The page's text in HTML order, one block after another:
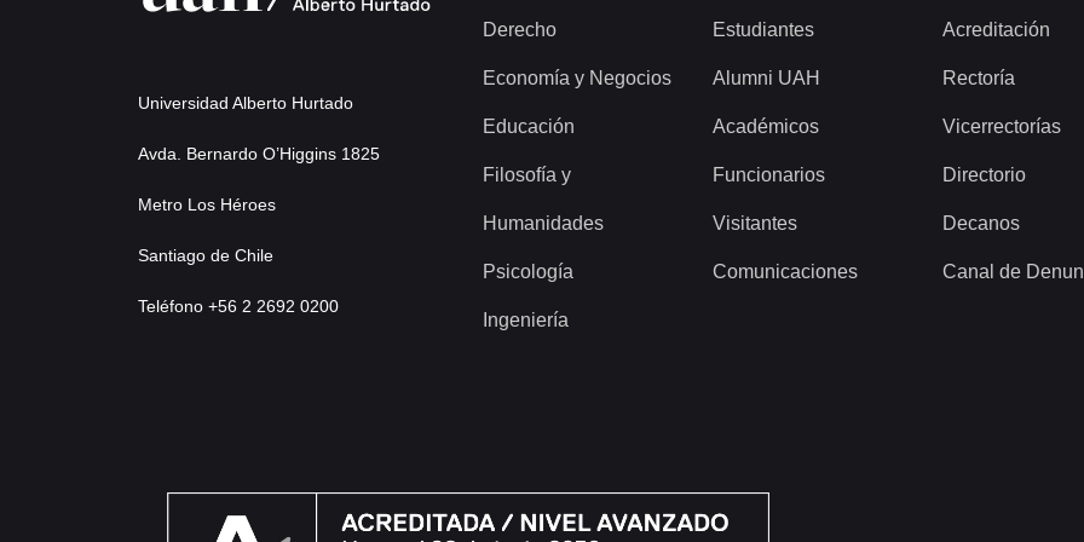
Universidad Alberto Hurtado
Avda. Bernardo O’Higgins 1825
Metro Los Héroes
Santiago de Chile
Teléfono +56 2 2692 0200
Derecho
Economía y Negocios
Educación
Filosofía y
Humanidades
Psicología
Ingeniería
Estudiantes
Alumni UAH
Académicos
Funcionarios
Visitantes
Comunicaciones
Acreditación
Rectoría
Vicerrectorías
Directorio
Decanos
Canal de